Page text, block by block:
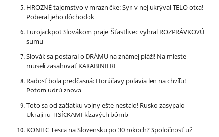
HROZNÉ tajomstvo v mrazničke: Syn v nej ukrýval TELO otca!
Poberal jeho dôchodok
Eurojackpot Slovákom praje: Šťastlivec vyhral ROZPRÁVKOVÚ
sumu!
Slovák sa postaral o DRÁMU na známej pláži! Na mieste
museli zasahovať KARABINIERI
Radosť bola predčasná: Horúčavy poľavia len na chvíľu!
Potom udrú znova
Toto sa od začiatku vojny ešte nestalo! Rusko zasypalo
Ukrajinu TISÍCKAMI kĺzavých bômb
KONIEC Tesca na Slovensku po 30 rokoch? Spoločnosť už